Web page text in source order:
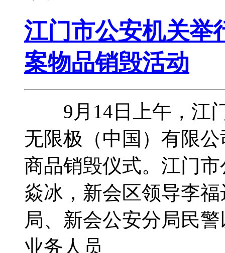
江门市公安机关举
案物品销毁活动
9月14日上午，江门
无限极（中国）有限
商品销毁仪式。江门
焱冰，新会区领导李
局、新会公安分局民
业务人员